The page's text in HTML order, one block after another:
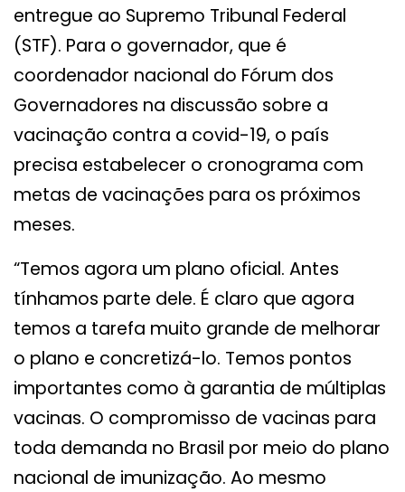
entregue ao Supremo Tribunal Federal
(STF). Para o governador, que é
coordenador nacional do Fórum dos
Governadores na discussão sobre a
vacinação contra a covid-19, o país
precisa estabelecer o cronograma com
metas de vacinações para os próximos
meses.
“Temos agora um plano oficial. Antes
tínhamos parte dele. É claro que agora
temos a tarefa muito grande de melhorar
o plano e concretizá-lo. Temos pontos
importantes como à garantia de múltiplas
vacinas. O compromisso de vacinas para
toda demanda no Brasil por meio do plano
nacional de imunização. Ao mesmo